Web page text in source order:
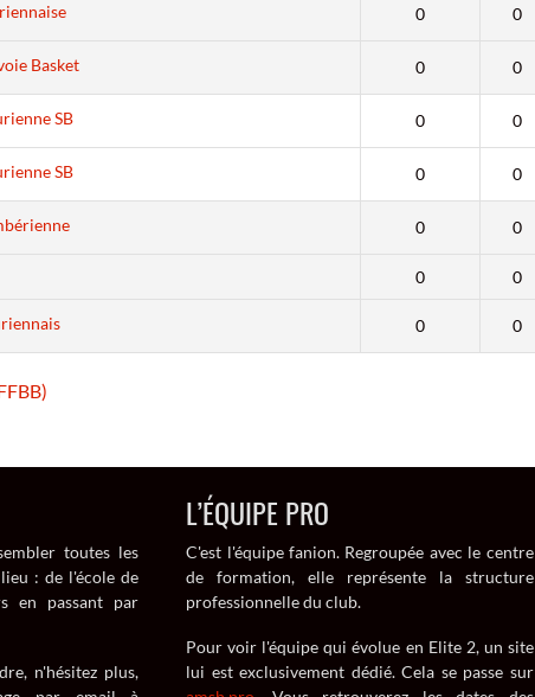
0 0
Basket 0 0
SB 0 0
SB 0 0
0 0
0 0
0 0
toutes les
: de l'école de
en passant par
n'hésitez plus,
L’ÉQUIPE PRO
C'est l'équipe fanion. Regroupée avec le centre
de formation, elle représente la structure
professionnelle du club.
Pour voir l'équipe qui évolue en Elite 2, un site
lui est exclusivement dédié. Cela se passe sur